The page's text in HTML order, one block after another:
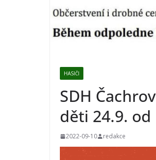
HASIČI
SDH
děti 24.9. od
2022-09-10 redakce